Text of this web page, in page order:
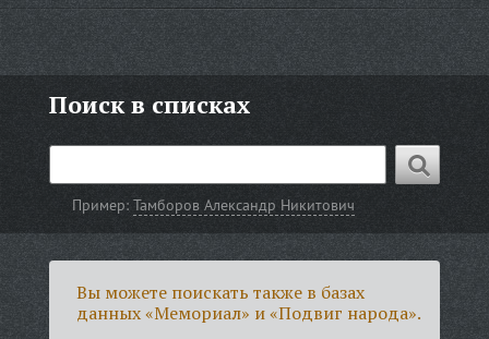
Поиск в списках
Пример:Тамборов Александр Никитович
Вы можете поискать также в базах
данных «Мемориал» и «Подвиг народа».